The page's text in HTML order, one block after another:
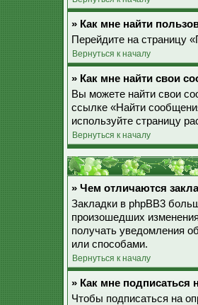
» Как мне найти
Перейдите на страницу
Вернуться к началу
» Как мне найти свои
Вы можете найти свои
ссылке «Найти
используйте страницу
Вернуться к началу
» Чем отличаются
Закладки в phpBB3
произошедших
получать уведомления
или способами.
Вернуться к началу
» Как мне
Чтобы подписаться на